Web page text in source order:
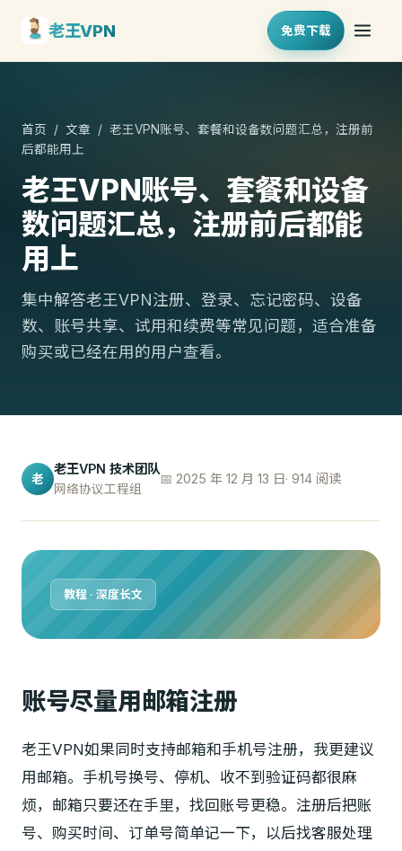
老王VPN 免费下载
首页 / 文章 / 老王VPN账号、套餐和设备数问题汇总，注册前
后都能用上
老王VPN账号、套餐和设备
数问题汇总，注册前后都能
用上
集中解答老王VPN注册、登录、忘记密码、设备
数、账号共享、试用和续费等常见问题，适合准备
购买或已经在用的用户查看。
老
老王VPN 技术团队
网络协议工程组
📅 2025 年 12 月 13 日· 914 阅读
教程 · 深度长文
账号尽量用邮箱注册
老王VPN如果同时支持邮箱和手机号注册，我更建议
用邮箱。手机号换号、停机、收不到验证码都很麻
烦，邮箱只要还在手里，找回账号更稳。注册后把账
号、购买时间、订单号简单记一下，以后找客服处理